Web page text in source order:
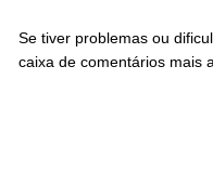
Se tiver problemas ou
caixa de comentários mais